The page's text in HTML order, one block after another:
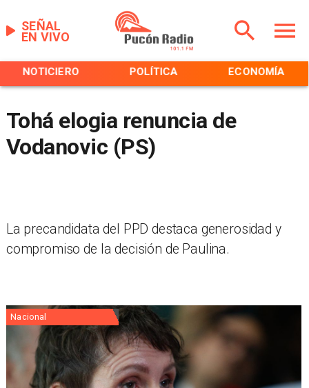
EN VIVO
SEÑAL
NOTICIERO POLÍTICA ECONOMÍA
Tohá elogia renuncia de
Vodanovic (PS)
La precandidata del PPD destaca generosidad y
compromiso de la decisión de Paulina.
Nacional